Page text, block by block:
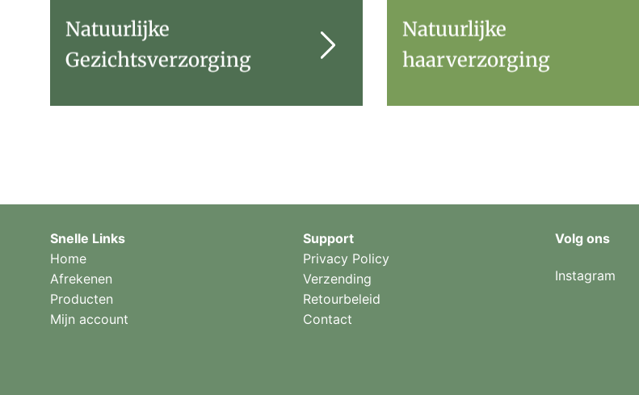
Natuurlijke
Gezichtsverzorging
Natuurlijke
haarverzorging
Snelle Links
Home
Afrekenen
Producten
Mijn account
Support
Privacy Policy
Verzending
Retourbeleid
Contact
Volg ons
Instagram